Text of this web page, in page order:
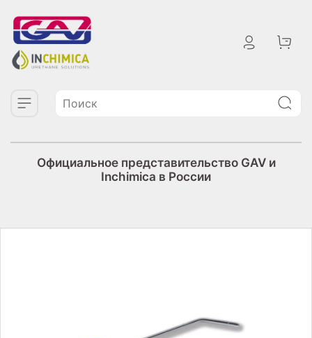
Официальное представительство GAV и
Inchimica в России